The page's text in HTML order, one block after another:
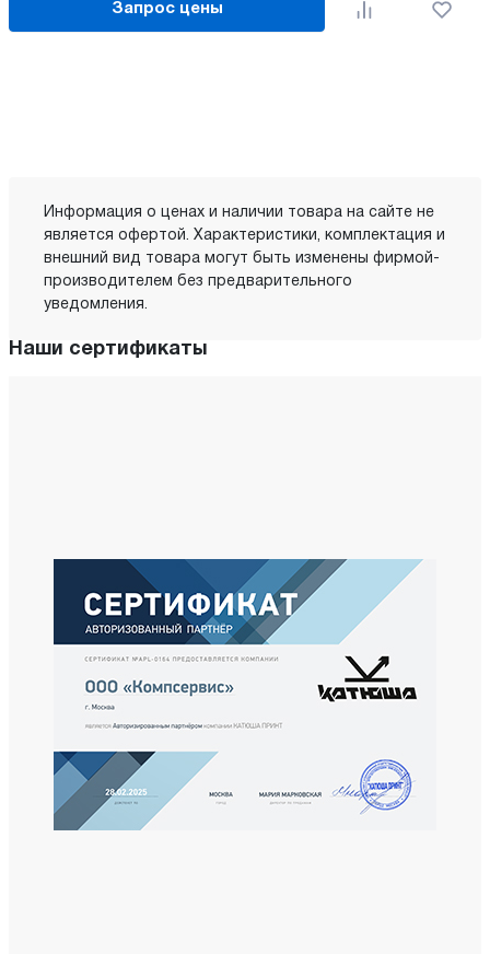
Запрос цены
Информация о ценах и наличии товара на сайте не
является офертой. Характеристики, комплектация и
внешний вид товара могут быть изменены фирмой-
производителем без предварительного
уведомления.
Наши сертификаты